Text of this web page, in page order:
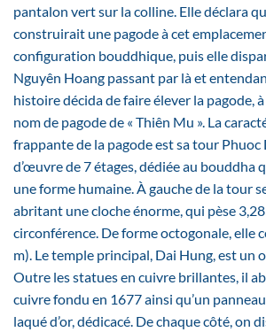
pantalon vert sur la colline. Elle déclara
construirait une pagode à cet
configuration bouddhique, puis elle
Nguyên Hoang passant par là et
histoire décida de faire élever la pagode,
nom de pagode de « Thiên Mu ». La
frappante de la pagode est sa tour Phuoc
d’œuvre de 7 étages, dédiée au bouddha
une forme humaine. À gauche de la tour
abritant une cloche énorme, qui pèse
circonférence. De forme octogonale, elle
m). Le temple principal, Dai Hung, est un
Outre les statues en cuivre brillantes, il
cuivre fondu en 1677 ainsi qu’un
laqué d’or, dédicacé. De chaque côté, on